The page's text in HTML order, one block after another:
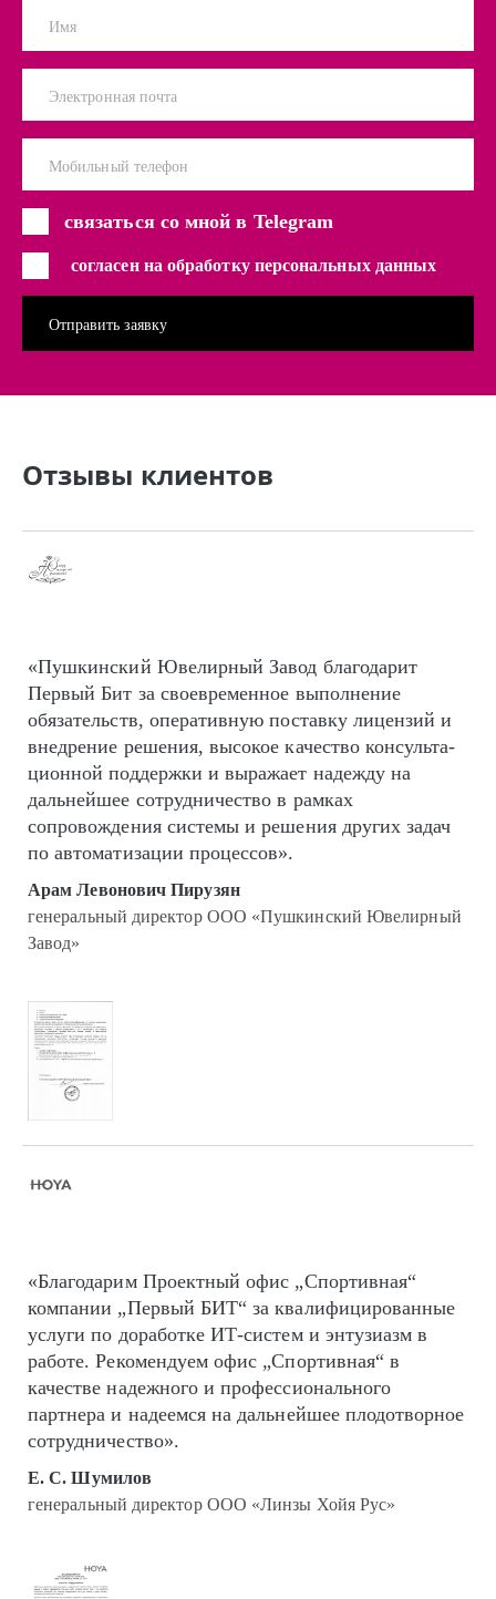
Имя
Электронная почта
Мобильный телефон
связаться со мной в Telegram
согласен на обработку персональных данных
Отзывы клиентов
«Пушкинский Ювелирный Завод благодарит
Первый Бит за своевременное выполнение
обязательств, оперативную поставку лицензий и
внедрение решения, высокое качество кон­суль­та­
цион­ной поддержки и выражает надежду на
дальнейшее сотрудничество в рамках
сопровождения системы и решения других задач
по автоматизации процессов».
Арам Левонович Пирузян
генеральный директор ООО «Пушкинский Ювелирный
Завод»
«Благодарим Проектный офис „Спортивная“
компании „Первый БИТ“ за квалифицированные
услуги по доработке ИТ-систем и энтузиазм в
работе. Рекомендуем офис „Спортивная“ в
качестве надежного и профессионального
партнера и надеемся на дальнейшее плодотворное
сотрудничество».
Е. С. Шумилов
генеральный директор ООО «Линзы Хойя Рус»